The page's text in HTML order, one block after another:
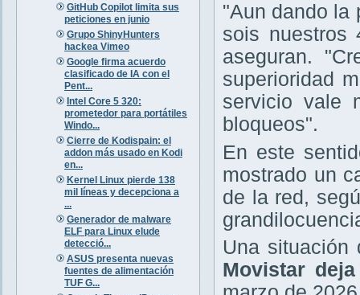
GitHub Copilot limita sus
peticiones en junio
Grupo ShinyHunters
hackea Vimeo
Google firma acuerdo
clasificado de IA con el
Pent...
Intel Core 5 320:
prometedor para portátiles
Windo...
Cierre de Kodispain: el
addon más usado en Kodi
en...
Kernel Linux pierde 138
mil líneas y decepciona a
...
Generador de malware
ELF para Linux elude
detecció...
ASUS presenta nuevas
fuentes de alimentación
TUF G...
"Aun dando la
sois nuestros
aseguran.
superioridad
servicio vale
bloqueos".
En este
mostrado un
de la red,
Una
Movistar